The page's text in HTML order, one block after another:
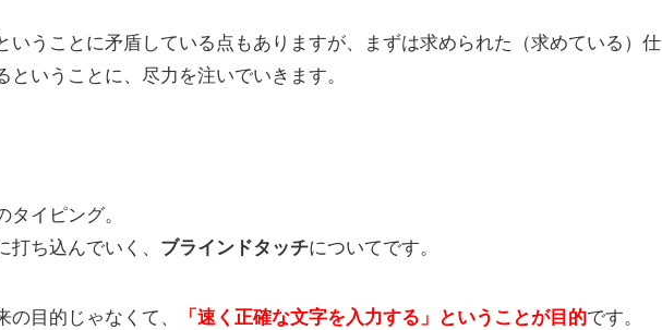
いうことに矛盾している点もありますが、まずは求められた（求めている）仕
ということに、尽力を注いでいきます。
タイピング。
打ち込んでいく、 ブラインドタッチについてです。
目的じゃなくて、 「速く正確な文字を入力する」ということが目的です。